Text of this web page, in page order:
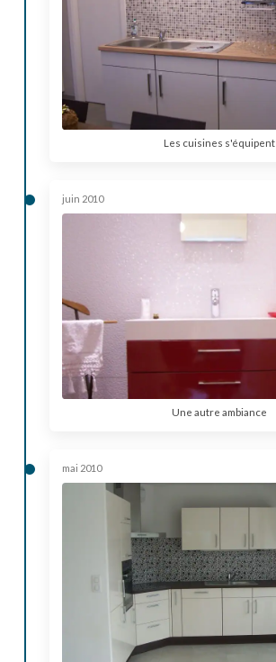
Les cuisines s'équipent
juin 2010
Une autre ambiance
mai 2010